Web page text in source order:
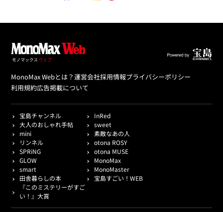
MonoMax Webとは？運営会社採用情報プライバシーポリシー
利用規約広告掲載について
宝島チャンネル
InRed
大人のおしゃれ手帖
sweet
mini
素敵なあの人
リンネル
otona ROSY
SPRiNG
otona MUSE
GLOW
MonoMax
smart
MonoMaster
田舎暮らしの本
宝島すごい！WEB
『このミステリーがすご
い！』大賞